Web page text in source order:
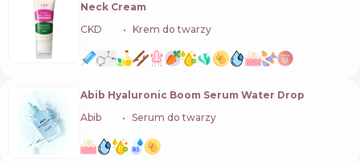
Neck Cream
CKD
Krem do twarzy
Abib Hyaluronic Boom Serum Water Drop
Abib
Serum do twarzy